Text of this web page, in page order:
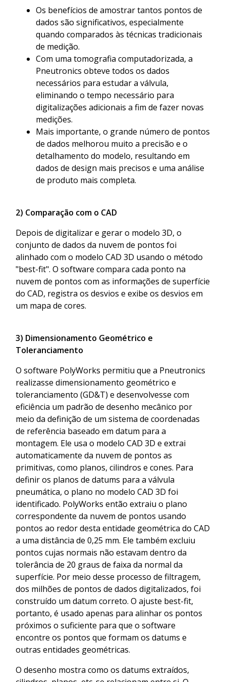
Os benefícios de amostrar tantos pontos de
dados são significativos, especialmente
quando comparados às técnicas tradicionais
de medição.
Com uma tomografia computadorizada, a
Pneutronics obteve todos os dados
necessários para estudar a válvula,
eliminando o tempo necessário para
digitalizações adicionais a fim de fazer novas
medições.
Mais importante, o grande número de pontos
de dados melhorou muito a precisão e o
detalhamento do modelo, resultando em
dados de design mais precisos e uma análise
de produto mais completa.
2) Comparação com o CAD
Depois de digitalizar e gerar o modelo 3D, o
conjunto de dados da nuvem de pontos foi
alinhado com o modelo CAD 3D usando o método
"best-fit". O software compara cada ponto na
nuvem de pontos com as informações de superfície
do CAD, registra os desvios e exibe os desvios em
um mapa de cores.
3) Dimensionamento Geométrico e
Toleranciamento
O software PolyWorks permitiu que a Pneutronics
realizasse dimensionamento geométrico e
toleranciamento (GD&T) e desenvolvesse com
eficiência um padrão de desenho mecânico por
meio da definição de um sistema de coordenadas
de referência baseado em datum para a
montagem. Ele usa o modelo CAD 3D e extrai
automaticamente da nuvem de pontos as
primitivas, como planos, cilindros e cones. Para
definir os planos de datums para a válvula
pneumática, o plano no modelo CAD 3D foi
identificado. PolyWorks então extraiu o plano
correspondente da nuvem de pontos usando
pontos ao redor desta entidade geométrica do CAD
a uma distância de 0,25 mm. Ele também excluiu
pontos cujas normais não estavam dentro da
tolerância de 20 graus de faixa da normal da
superfície. Por meio desse processo de filtragem,
dos milhões de pontos de dados digitalizados, foi
construído um datum correto. O ajuste best-fit,
portanto, é usado apenas para alinhar os pontos
próximos o suficiente para que o software
encontre os pontos que formam os datums e
outras entidades geométricas.
O desenho mostra como os datums extraídos,